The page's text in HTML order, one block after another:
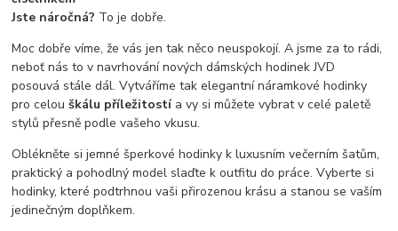
Jste náročná? To je dobře.
Moc dobře víme, že vás jen tak něco neuspokojí. A jsme za to rádi,
neboť nás to v navrhování nových dámských hodinek JVD
posouvá stále dál. Vytváříme tak elegantní náramkové hodinky
pro celouškálu příležitostía vy si můžete vybrat v celé paletě
stylů přesně podle vašeho vkusu.
Oblékněte si jemné šperkové hodinky k luxusním večerním šatům,
praktický a pohodlný model slaďte k outfitu do práce. Vyberte si
hodinky, které podtrhnou vaši přirozenou krásu a stanou se vaším
jedinečným doplňkem.